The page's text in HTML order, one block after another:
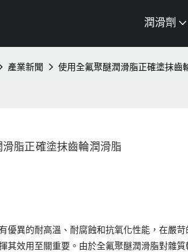
潤滑劑
產業新聞 使用全氟聚醚潤滑脂正確塗抹齒
脂正確塗抹齒輪潤滑脂
優異的耐高溫、耐腐蝕和抗氧化性能，在嚴
其效用至關重要。由於全氟聚醚潤滑脂對雜